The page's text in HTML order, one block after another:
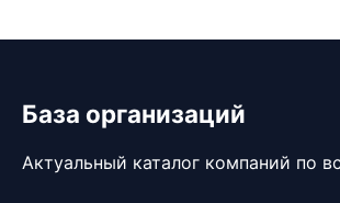
База организаций
Актуальный каталог компаний по